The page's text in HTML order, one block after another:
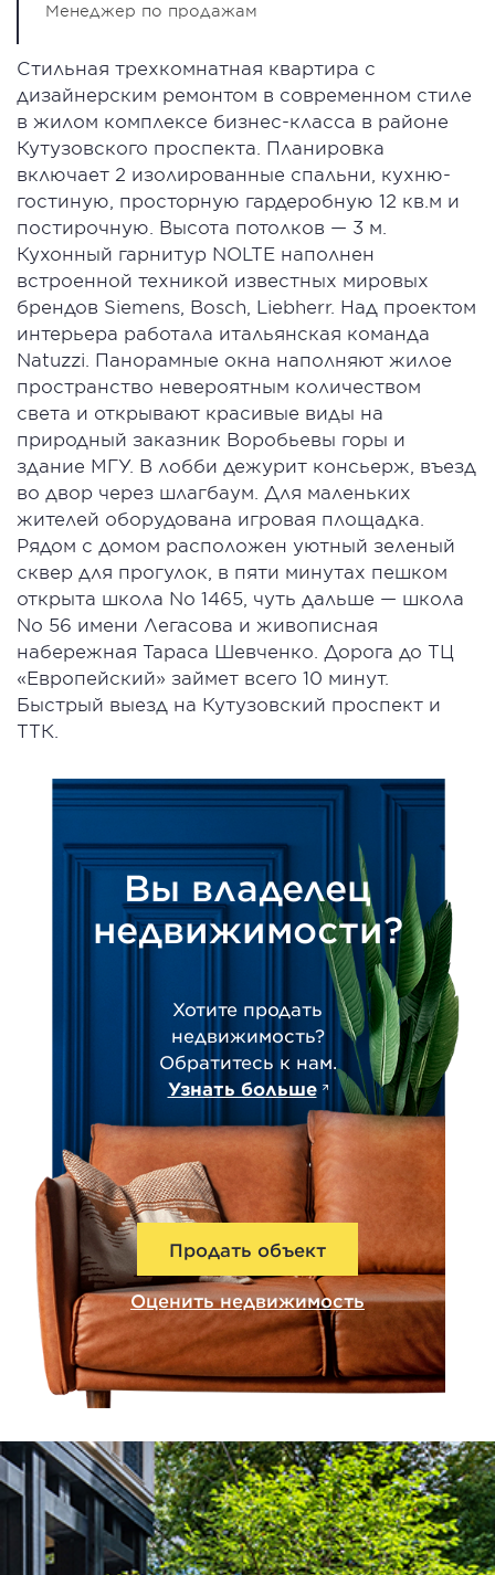
Менеджер по продажам
Стильная трехкомнатная квартира с
дизайнерским ремонтом в современном стиле
в жилом комплексе бизнес-класса в районе
Кутузовского проспекта. Планировка
включает 2 изолированные спальни, кухню-
гостиную, просторную гардеробную 12 кв.м и
постирочную. Высота потолков — 3 м.
Кухонный гарнитур NOLTE наполнен
встроенной техникой известных мировых
брендов Siemens, Bosch, Liebherr. Над проектом
интерьера работала итальянская команда
Natuzzi. Панорамные окна наполняют жилое
пространство невероятным количеством
света и открывают красивые виды на
природный заказник Воробьевы горы и
здание МГУ. В лобби дежурит консьерж, въезд
во двор через шлагбаум. Для маленьких
жителей оборудована игровая площадка.
Рядом с домом расположен уютный зеленый
сквер для прогулок, в пяти минутах пешком
открыта школа No 1465, чуть дальше — школа
No 56 имени Легасова и живописная
набережная Тараса Шевченко. Дорога до ТЦ
«Европейский» займет всего 10 минут.
Быстрый выезд на Кутузовский проспект и
ТТК.
Вы владелец
недвижимости?
Хотите продать
недвижимость?
Обратитесь к нам.
Узнать больше
Продать объект
Оценить недвижимость